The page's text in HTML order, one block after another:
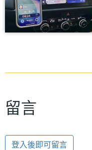
留言
登入後即可留言